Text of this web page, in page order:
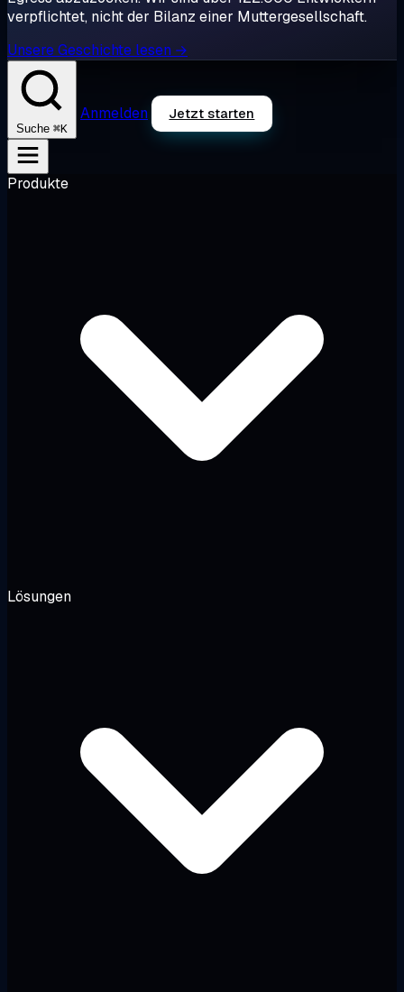
verpflichtet, nicht der Bilanz einer Muttergesellschaft.
Unsere Geschichte lesen →
Suche ⌘K
Anmelden Jetzt starten
Produkte
Lösungen